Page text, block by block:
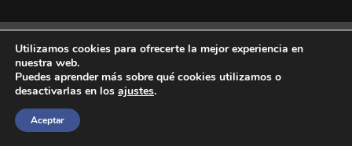
© 2026 Industrias Skotnica – Todos los derechos reservados |
Desarrollado por Tropa de Marketing
Utilizamos cookies para ofrecerte la mejor experiencia en
nuestra web.
Puedes aprender más sobre qué cookies utilizamos o
desactivarlas en los ajustes.
Aceptar